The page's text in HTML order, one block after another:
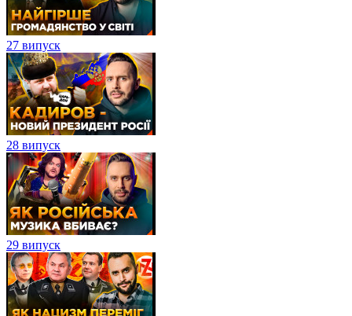
27 випуск
28 випуск
29 випуск